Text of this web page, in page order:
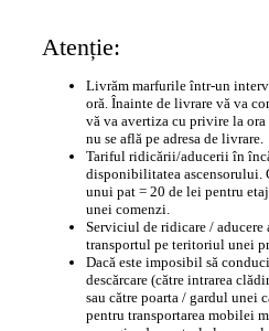
Atenție:
Livrăm marfurile într-un
oră. Înainte de livrare vă va
vă va avertiza cu privire la
nu se află pe adresa de livrare.
Tariful ridicării/aducerii în
disponibilitatea ascensorului.
unui pat = 20 de lei pentru
unei comenzi.
Serviciul de ridicare /
transportul pe teritoriul unei
Dacă este imposibil să
descărcare (către intrarea
sau către poarta / gardul unei
pentru transportarea mobilei